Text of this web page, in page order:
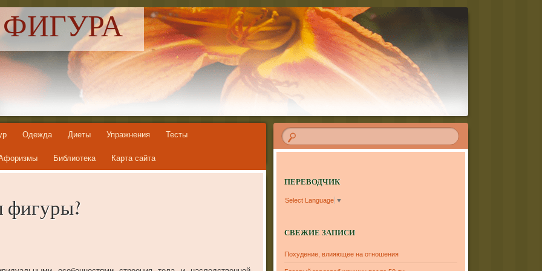
Одежда Диеты Упражнения Тесты
Библиотека Карта сайта
фигуры?
ПЕРЕВОДЧИК
Select Language ▼
СВЕЖИЕ ЗАПИСИ
Похудение, влияющее на отношения